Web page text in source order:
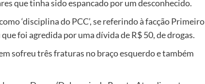
que tinha sido espancado por um desconhecido.
‘disciplina do PCC’, se referindo à facção Primeiro
foi agredida por uma dívida de R$ 50, de drogas.
sofreu três fraturas no braço esquerdo e também